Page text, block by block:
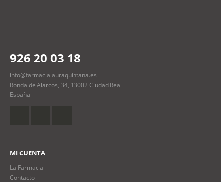
926 20 03 18
info@farmacialauraquintana.es
Ronda de Alarcos, 34, 13002 Ciudad Real
España
MI CUENTA
La Farmacia
Contacto